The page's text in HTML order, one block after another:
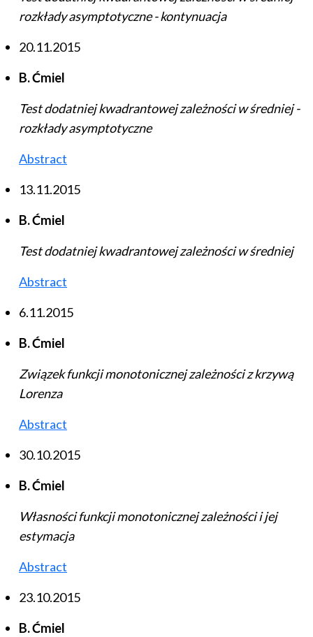
rozkłady asymptotyczne - kontynuacja
20.11.2015
B. Ćmiel
Test dodatniej kwadrantowej zależności w średniej -
rozkłady asymptotyczne
Abstract
13.11.2015
B. Ćmiel
Test dodatniej kwadrantowej zależności w średniej
Abstract
6.11.2015
B. Ćmiel
Związek funkcji monotonicznej zależności z krzywą
Lorenza
Abstract
30.10.2015
B. Ćmiel
Własności funkcji monotonicznej zależności i jej
estymacja
Abstract
23.10.2015
B. Ćmiel